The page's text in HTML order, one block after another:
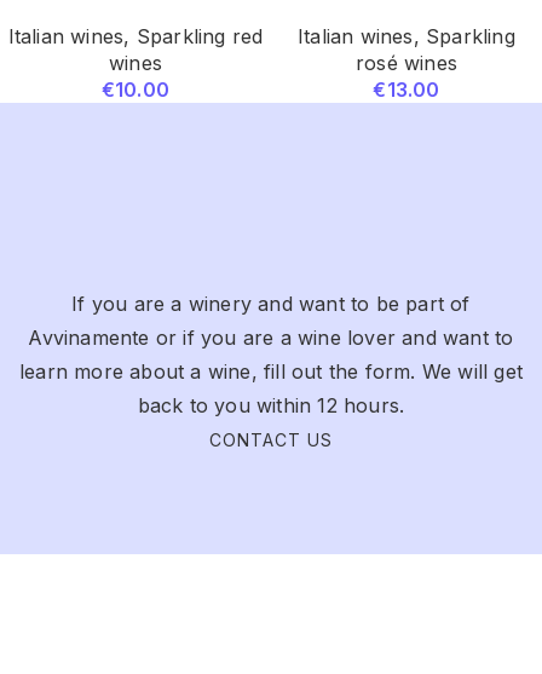
Italian wines, Sparkling red
wines
€10.00
Italian wines, Sparkling
rosé wines
€13.00
If you are a winery and want to be part of
Avvinamente or if you are a wine lover and want to
learn more about a wine, fill out the form. We will get
back to you within 12 hours.
CONTACT US